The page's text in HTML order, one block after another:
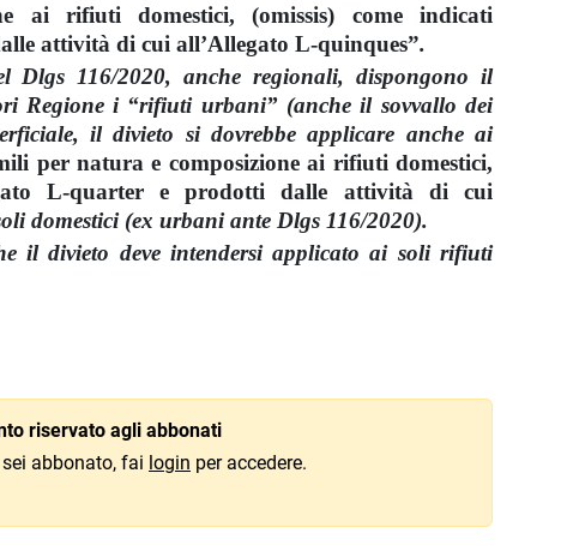
ai rifiuti domestici, (omissis) come indicati
attività di cui all’Allegato L-quinques”.
Dlgs 116/2020, anche regionali, dispongono il
Regione i “rifiuti urbani” (anche il sovvallo dei
il divieto si dovrebbe applicare anche ai
per natura e composizione ai rifiuti domestici,
L-quarter e prodotti dalle attività di cui
domestici (ex urbani ante Dlgs 116/2020).
il divieto deve intendersi applicato ai soli rifiuti
riservato agli abbonati
abbonato, fai login per accedere.